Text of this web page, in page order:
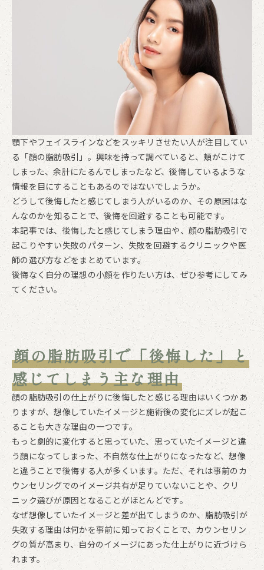
顎下やフェイスラインなどをスッキリさせたい人が注目してい
る「顔の脂肪吸引」。興味を持って調べていると、頬がこけて
しまった、余計にたるんでしまったなど、後悔しているような
情報を目にすることもあるのではないでしょうか。
どうして後悔したと感じてしまう人がいるのか、その原因はな
んなのかを知ることで、後悔を回避することも可能です。
本記事では、後悔したと感じてしまう理由や、顔の脂肪吸引で
起こりやすい失敗のパターン、失敗を回避するクリニックや医
師の選び方などをまとめています。
後悔なく自分の理想の小顔を作りたい方は、ぜひ参考にしてみ
てください。
顔の脂肪吸引で「後悔した」と
感じてしまう主な理由
顔の脂肪吸引の仕上がりに後悔したと感じる理由はいくつかあ
りますが、想像していたイメージと施術後の変化にズレが起こ
ることも大きな理由の一つです。
もっと劇的に変化すると思っていた、思っていたイメージと違
う顔になってしまった、不自然な仕上がりになったなど、想像
と違うことで後悔する人が多くいます。ただ、それは事前のカ
ウンセリングでのイメージ共有が足りていないことや、クリ
ニック選びが原因となることがほとんどです。
なぜ想像していたイメージと差が出てしまうのか、脂肪吸引が
失敗する理由は何かを事前に知っておくことで、カウンセリン
グの質が高まり、自分のイメージにあった仕上がりに近づけら
れます。